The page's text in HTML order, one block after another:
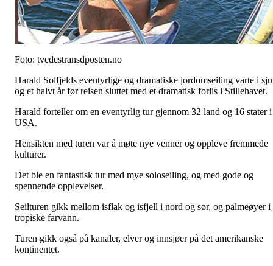
Foto: tvedestransdposten.no
Harald Solfjelds eventyrlige og dramatiske jordomseiling varte i sju
og et halvt år før reisen sluttet med et dramatisk forlis i Stillehavet.
Harald forteller om en eventyrlig tur gjennom 32 land og 16 stater i
USA.
Hensikten med turen var å møte nye venner og oppleve fremmede
kulturer.
Det ble en fantastisk tur med mye soloseiling, og med gode og
spennende opplevelser.
Seilturen gikk mellom isflak og isfjell i nord og sør, og palmeøyer i
tropiske farvann.
Turen gikk også på kanaler, elver og innsjøer på det amerikanske
kontinentet.